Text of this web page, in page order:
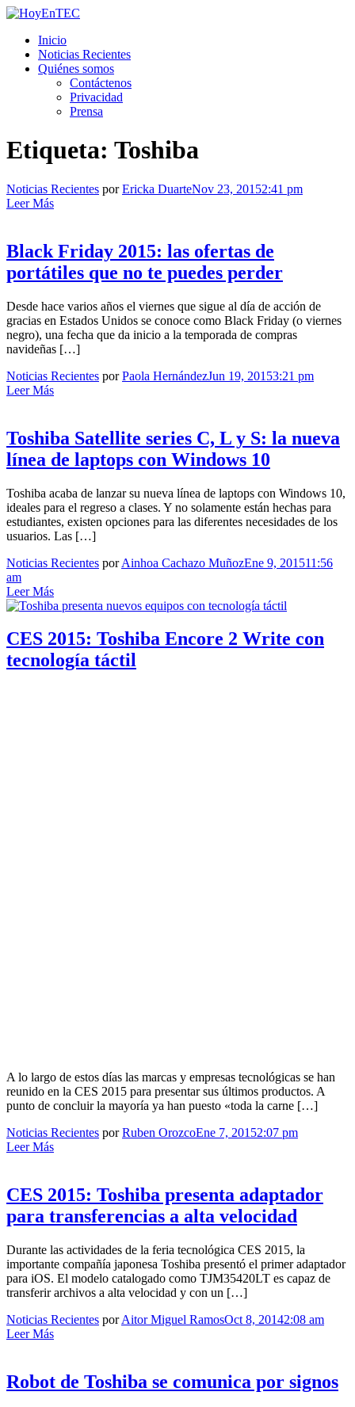
Saltar
contenido.
Inicio
Noticias Recientes
Quiénes somos
Contáctenos
Privacidad
Prensa
Etiqueta: Toshiba
Noticias Recientes porEricka DuarteNov 23, 20152:41 pm
Leer Más
Black Friday 2015: las ofertas de
portátiles que no te puedes perder
Desde hace varios años el viernes que sigue al día de acción de
gracias en Estados Unidos se conoce como Black Friday (o viernes
negro), una fecha que da inicio a la temporada de compras
navideñas […]
Noticias Recientes porPaola HernándezJun 19, 20153:21 pm
Leer Más
Toshiba Satellite series C, L y S: la nueva
línea de laptops con Windows 10
Toshiba acaba de lanzar su nueva línea de laptops con Windows 10,
ideales para el regreso a clases. Y no solamente están hechas para
estudiantes, existen opciones para las diferentes necesidades de los
usuarios. Las […]
Noticias Recientes porAinhoa Cachazo MuñozEne 9, 201511:56
am
Leer Más
CES 2015: Toshiba Encore 2 Write con
tecnología táctil
A lo largo de estos días las marcas y empresas tecnológicas se han
reunido en la CES 2015 para presentar sus últimos productos. A
punto de concluir la mayoría ya han puesto «toda la carne […]
Noticias Recientes porRuben OrozcoEne 7, 20152:07 pm
Leer Más
CES 2015: Toshiba presenta adaptador
para transferencias a alta velocidad
Durante las actividades de la feria tecnológica CES 2015, la
importante compañía japonesa Toshiba presentó el primer adaptador
para iOS. El modelo catalogado como TJM35420LT es capaz de
transferir archivos a alta velocidad y con un […]
Noticias Recientes porAitor Miguel RamosOct 8, 20142:08 am
Leer Más
Robot de Toshiba se comunica por signos